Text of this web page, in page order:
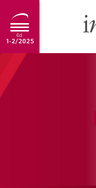
Ed.
1-2/2025
NEWS